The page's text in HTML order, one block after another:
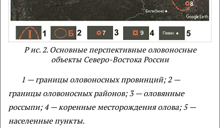
Р ис. 2. Основные перспективные оловоносные
объекты Северо-Востока России
1 — границы оловоносных провинций; 2—
границы оловоносных районов; 3— оловянные
россыпи; 4— коренные месторождения олова; 5—
населенные пункты.